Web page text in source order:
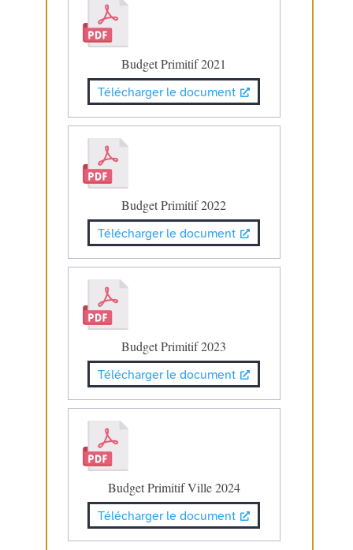
Budget Primitif 2021
Télécharger le document
Budget Primitif 2022
Télécharger le document
Budget Primitif 2023
Télécharger le document
Budget Primitif Ville 2024
Télécharger le document